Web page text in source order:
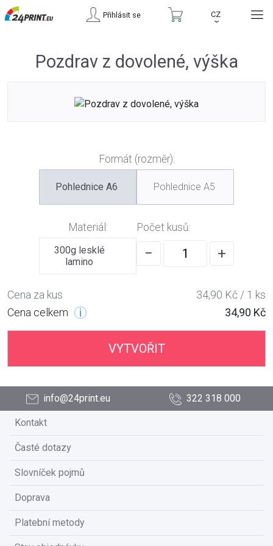
Přihlásit se CZ
›
Pozdrav z dovolené, výška
Formát (rozměr):
Pohlednice A6 Pohlednice A5
Materiál:
300g lesklé
lamino
Počet kusů:
− +
Cena za kus
34,90 Kč / 1 ks
Cena celkem
34,90 Kč
VYTVOŘIT
info@24print.eu 322 318 000
Kontakt
Časté dotazy
Slovníček pojmů
Doprava
Platební metody